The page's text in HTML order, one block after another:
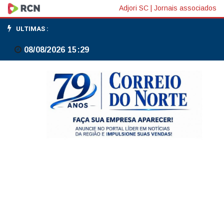
Motorista
sai
ilesa
capotar
Adjori SC Jornais associados
ULTIMAS :
08/08/2026 15:29